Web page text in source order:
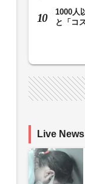
1000人
と「コ
Live